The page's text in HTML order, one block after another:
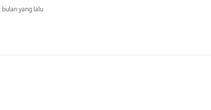
bulan yang lalu